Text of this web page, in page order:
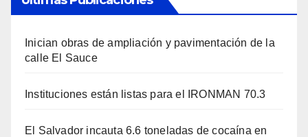
Inician obras de ampliación y pavimentación de la
calle El Sauce
Instituciones están listas para el IRONMAN 70.3
El Salvador incauta 6.6 toneladas de cocaína en